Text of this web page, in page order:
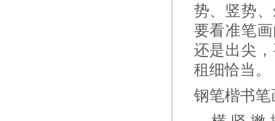
势、竖势
要看准笔
还是出尖
租细恰当。
钢笔楷书